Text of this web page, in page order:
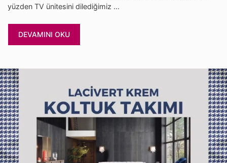
yüzden TV ünitesini dilediğimiz …
DEVAMINI OKU